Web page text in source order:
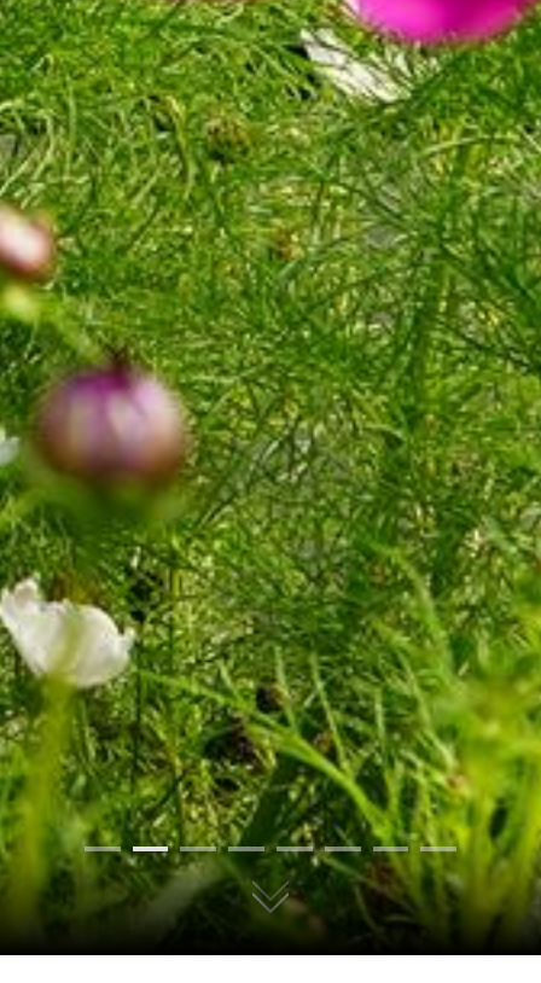
01 02 03 04 05 06 07 08